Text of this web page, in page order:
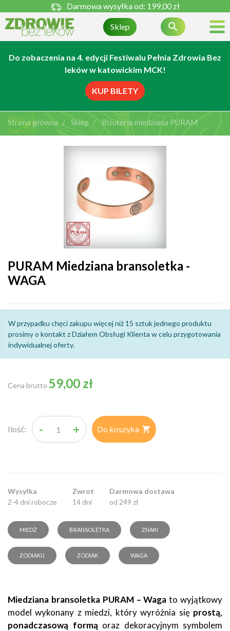
Darmowa wysyłka od: 199,00 zł
Sklep 
Do zobaczenia na 4. edycji Festiwalu Pełnia Zdrowia Bez
leków w katowickim MCK!
KUP BILETY
Strona główna Sklep Biżuteria miedziana PURAM
PURAM Miedziana bransoletka -
WAGA
W przypadku chęci zakupu więcej niż 15 sztuk jednego produktu
prosimy o kontakt z Działem Obsługi Klienta w celu przygotowania
indywidualnej oferty.
Cena brutto 59,00 zł
Ilość: - + Do koszyka 
Wysyłka
2-4 dni robocze
Zwrot
14 dni
Darmowa dostawa
od 249 zł
MIEDŹ BRANSOLETKA ZNAKI
ZODIAKU ZODIAK WAGA
Miedziana bransoletka PURAM – Waga to wyjątkowy
model wykonany z miedzi, który wyróżnia się prostą,
ponadczasową formą oraz dekoracyjnym symbolem